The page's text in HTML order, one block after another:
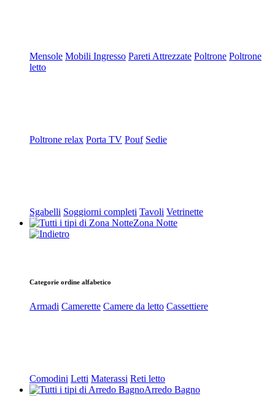
Mensole Mobili Ingresso Pareti Attrezzate Poltrone Poltrone
letto
Poltrone relax Porta TV Pouf Sedie
Sgabelli Soggiorni completi Tavoli Vetrinette
Zona Notte
Categorie ordine alfabetico
Armadi Camerette Camere da letto Cassettiere
Comodini Letti Materassi Reti letto
Arredo Bagno